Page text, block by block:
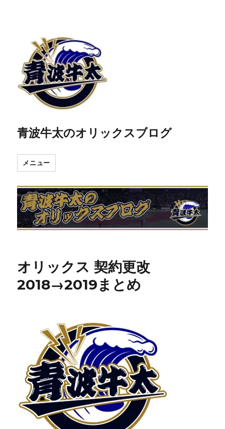
青波牛太のオリックスブログ
メニュー
オリックス 契約更改
2018→2019まとめ